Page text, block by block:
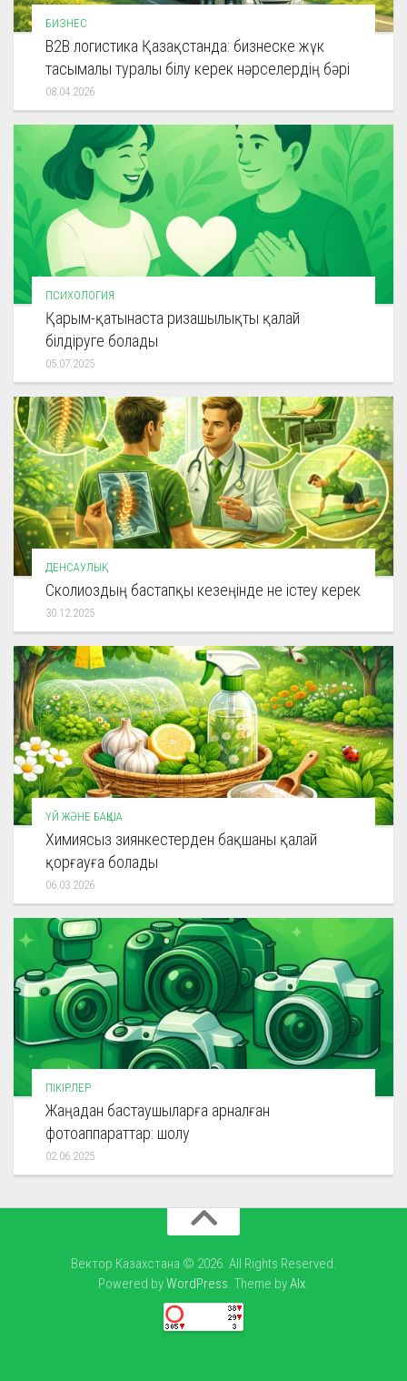
БИЗНЕС
B2B логистика Қазақстанда: бизнеске жүк
тасымалы туралы білу керек нәрселердің бәрі
08.04.2026
ПСИХОЛОГИЯ
Қарым-қатынаста ризашылықты қалай
білдіруге болады
05.07.2025
ДЕНСАУЛЫҚ
Сколиоздың бастапқы кезеңінде не істеу керек
30.12.2025
ҮЙ ЖӘНЕ БАҚША
Химиясыз зиянкестерден бақшаны қалай
қорғауға болады
06.03.2026
ПІКІРЛЕР
Жаңадан бастаушыларға арналған
фотоаппараттар: шолу
02.06.2025
Вектор Казахстана © 2026. All Rights Reserved.
Powered byWordPress. Theme byAlx.